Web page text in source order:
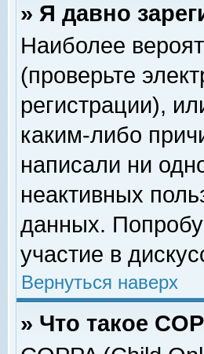
» Я давно
Наиболее
(проверьте
регистрации),
каким-либо
написали ни
неактивных
данных.
участие в
Вернуться наверх
» Что такое